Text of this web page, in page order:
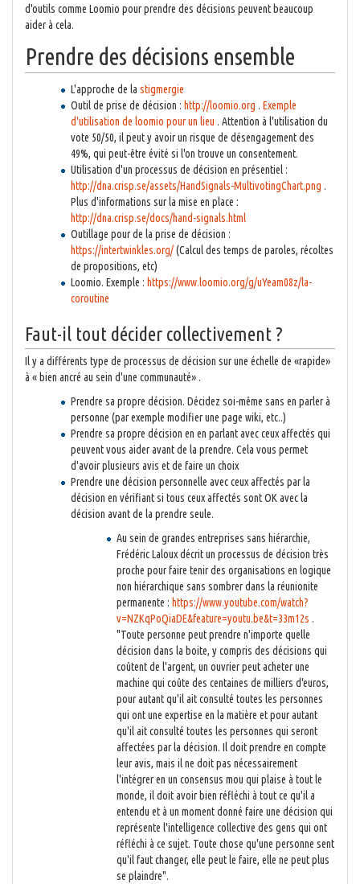
d'outils comme Loomio pour prendre des décisions peuvent beaucoup
aider à cela.
Prendre des décisions ensemble
L'approche de la stigmergie
Outil de prise de décision : http://loomio.org . Exemple
d'utilisation de loomio pour un lieu . Attention à l'utilisation du
vote 50/50, il peut y avoir un risque de désengagement des
49%, qui peut-être évité si l'on trouve un consentement.
Utilisation d'un processus de décision en présentiel :
http://dna.crisp.se/assets/HandSignals-MultivotingChart.png .
Plus d'informations sur la mise en place :
http://dna.crisp.se/docs/hand-signals.html
Outillage pour de la prise de décision :
https://intertwinkles.org/(Calcul des temps de paroles, récoltes
de propositions, etc)
Loomio. Exemple : https://www.loomio.org/g/uYeam08z/la-
coroutine
Faut-il tout décider collectivement ?
Il y a différents type de processus de décision sur une échelle de «rapide»
à « bien ancré au sein d'une communauté» .
Prendre sa propre décision. Décidez soi-même sans en parler à
personne (par exemple modifier une page wiki, etc..)
Prendre sa propre décision en en parlant avec ceux affectés qui
peuvent vous aider avant de la prendre. Cela vous permet
d'avoir plusieurs avis et de faire un choix
Prendre une décision personnelle avec ceux affectés par la
décision en vérifiant si tous ceux affectés sont OK avec la
décision avant de la prendre seule.
Au sein de grandes entreprises sans hiérarchie,
Frédéric Laloux décrit un processus de décision très
proche pour faire tenir des organisations en logique
non hiérarchique sans sombrer dans la réunionite
permanente : https://www.youtube.com/watch?
v=NZKqPoQiaDE&feature=youtu.be&t=33m12s .
"Toute personne peut prendre n'importe quelle
décision dans la boite, y compris des décisions qui
coûtent de l'argent, un ouvrier peut acheter une
machine qui coûte des centaines de milliers d'euros,
pour autant qu'il ait consulté toutes les personnes
qui ont une expertise en la matière et pour autant
qu'il ait consulté toutes les personnes qui seront
affectées par la décision. Il doit prendre en compte
leur avis, mais il ne doit pas nécessairement
l'intégrer en un consensus mou qui plaise à tout le
monde, il doit avoir bien réfléchi à tout ce qu'il a
entendu et à un moment donné faire une décision qui
représente l'intelligence collective des gens qui ont
réfléchi à ce sujet. Toute chose qu'une personne sent
qu'il faut changer, elle peut le faire, elle ne peut plus
se plaindre".